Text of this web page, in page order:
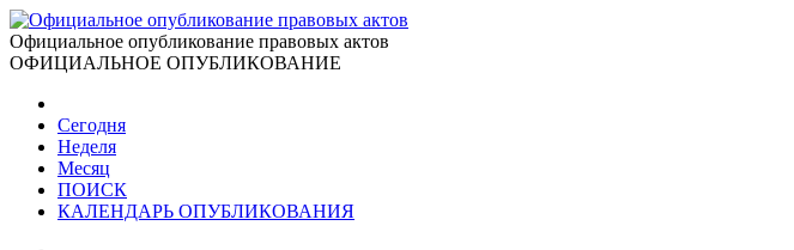
Официальное опубликование правовых актов
ОФИЦИАЛЬНОЕ ОПУБЛИКОВАНИЕ
Сегодня
Неделя
Месяц
ПОИСК
КАЛЕНДАРЬ ОПУБЛИКОВАНИЯ